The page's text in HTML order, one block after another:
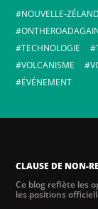
NOUVELLE-
TECHNOLOGIE
VOLCANISME
ÉVÉNEMENT
CLAUSE DE NON-
Ce blog reflète les
les positions